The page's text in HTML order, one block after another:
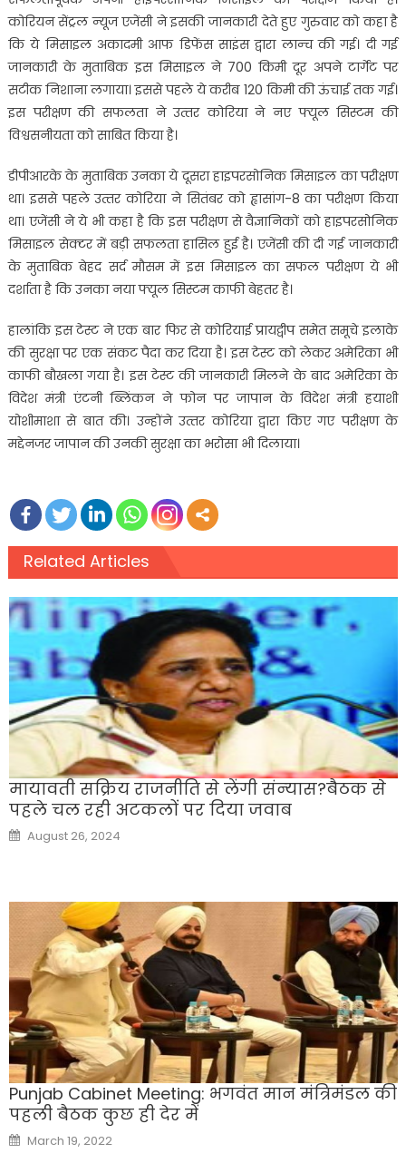
कोरियन सेंट्रल न्‍यूज एजेंसी ने इसकी जानकारी देते हुए गुरुवार को कहा है
कि ये मिसाइल अकादमी आफ डिफेंस साइंस द्वारा लान्‍च की गई। दी गई
जानकारी के मुताबिक इस मिसाइल ने 700 किमी दूर अपने टार्गेट पर
सटीक निशाना लगाया। इससे पहले ये करीब 120 किमी की ऊंचाई तक गई।
इस परीक्षण की सफलता ने उत्‍तर कोरिया ने नए फ्यूल सिस्‍टम की
विश्वसनीयता को साबित किया है।
डीपीआरके के मुताबिक उनका ये दूसरा हाइपरसोनिक मिसाइल का परीक्षण
था। इससे पहले उत्‍तर कोरिया ने सितंबर को ह्वासांग-8 का परीक्षण किया
था। एजेंसी ने ये भी कहा है कि इस परीक्षण से वैज्ञानिकों को हाइपरसोनिक
मिसाइल सेक्‍टर में बड़ी सफलता हासिल हुई है। एजेंसी की दी गई जानकारी
के मुताबिक बेहद सर्द मौसम में इस मिसाइल का सफल परीक्षण ये भी
दर्शाता है कि उनका नया फ्यूल सिस्‍टम काफी बेहतर है।
हालांकि इस टेस्‍ट ने एक बार फिर से कोरियाई प्रायद्वीप समेत समूचे इलाके
की सुरक्षा पर एक संकट पैदा कर दिया है। इस टेस्‍ट को लेकर अमेरिका भी
काफी बौखला गया है। इस टेस्‍ट की जानकारी मिलने के बाद अमेरिका के
विदेश मंत्री एंटनी ब्लिंकन ने फोन पर जापान के विदेश मंत्री हयाशी
योशीमाशा से बात की। उन्‍होंने उत्‍तर कोरिया द्वारा किए गए परीक्षण के
मद्देनजर जापान की उनकी सुरक्षा का भरोसा भी दिलाया।
Related Articles
मायावती सक्रिय राजनीत‍ि‍ से लेंगी संन्‍यास?बैठक से
पहले चल रही अटकलों पर द‍िया जवाब
Posted
on
August 26, 2024
Punjab Cabinet Meeting: भगवंत मान मंत्रिमंडल की
पहली बैठक कुछ ही देर में
Posted
on
March 19, 2022